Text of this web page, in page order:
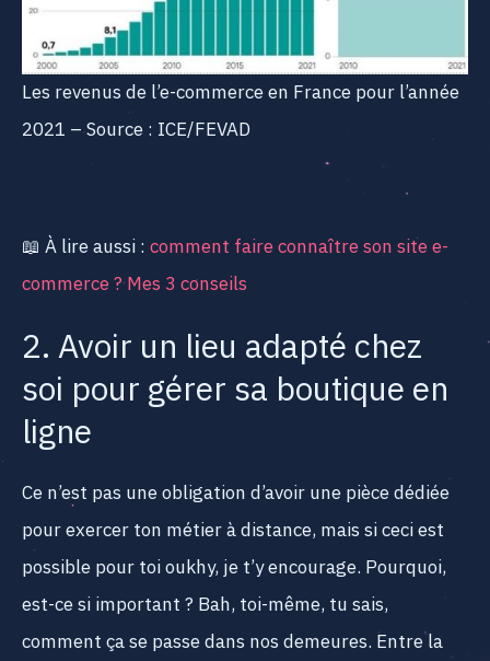
Les revenus de l’e-commerce en France pour l’année
2021 – Source : ICE/FEVAD
📖 À lire aussi : comment faire connaître son site e-
commerce ? Mes 3 conseils
2. Avoir un lieu adapté chez
soi pour gérer sa boutique en
ligne
Ce n’est pas une obligation d’avoir une pièce dédiée
pour exercer ton métier à distance, mais si ceci est
possible pour toi oukhy, je t’y encourage. Pourquoi,
est-ce si important ? Bah, toi-même, tu sais,
comment ça se passe dans nos demeures. Entre la